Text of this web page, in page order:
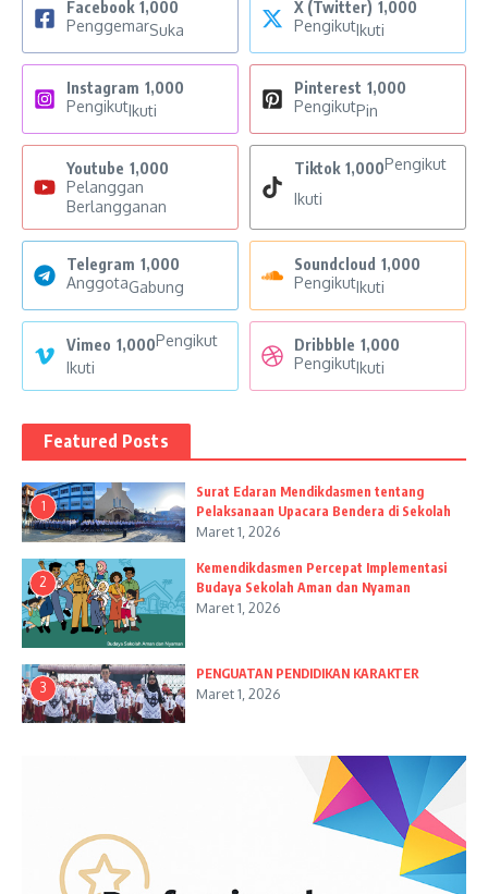
Facebook 1,000
PenggemarSuka
X (Twitter) 1,000
PengikutIkuti
Instagram 1,000
PengikutIkuti
Pinterest 1,000
PengikutPin
Youtube 1,000
Pelanggan
Berlangganan
Tiktok 1,000Pengikut
Ikuti
Telegram 1,000
AnggotaGabung
Soundcloud 1,000
PengikutIkuti
Vimeo 1,000Pengikut
Ikuti
Dribbble 1,000
PengikutIkuti
Featured Posts
1
Surat Edaran Mendikdasmen tentang
Pelaksanaan Upacara Bendera di Sekolah
Maret 1, 2026
2
Kemendikdasmen Percepat Implementasi
Budaya Sekolah Aman dan Nyaman
Maret 1, 2026
3
PENGUATAN PENDIDIKAN KARAKTER
Maret 1, 2026